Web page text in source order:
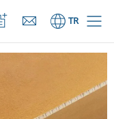
ÜRÜNLER) AÇIK
TR